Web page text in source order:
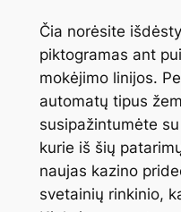
Čia norėsite
piktogramas ant
mokėjimo linijos.
automatų tipus
susipažintumėte
kurie iš šių
naujas kazino
svetainių rinkinio,